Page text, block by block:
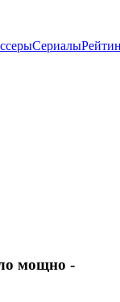
Сериалы
мощно -